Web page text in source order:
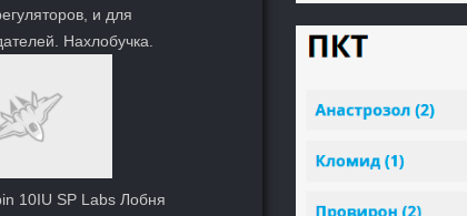
и для
Нахлобучка.
10IU SP Labs Лобня